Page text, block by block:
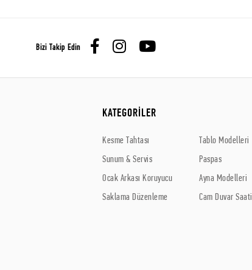
Bizi Takip Edin
KATEGORİLER
Kesme Tahtası
Sunum & Servis
Ocak Arkası Koruyucu
Saklama Düzenleme
Tablo Modelleri
Paspas
Ayna Modelleri
Cam Duvar Saati